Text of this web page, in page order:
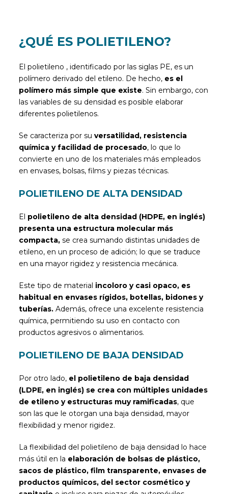
¿QUÉ ES POLIETILENO?
El polietileno , identificado por las siglas PE, es un
polímero derivado del etileno. De hecho, es el
polímero más simple que existe. Sin embargo, con
las variables de su densidad es posible elaborar
diferentes polietilenos.
Se caracteriza por suversatilidad, resistencia
química y facilidad de procesado, lo que lo
convierte en uno de los materiales más empleados
en envases, bolsas, films y piezas técnicas.
POLIETILENO DE ALTA DENSIDAD
El polietileno de alta densidad (HDPE, en inglés)
presenta una estructura molecular más
compacta, se crea sumando distintas unidades de
etileno, en un proceso de adición; lo que se traduce
en una mayor rigidez y resistencia mecánica.
Este tipo de material incoloro y casi opaco, es
habitual en envases rígidos, botellas, bidones y
tuberías. Además, ofrece una excelente resistencia
química, permitiendo su uso en contacto con
productos agresivos o alimentarios.
POLIETILENO DE BAJA DENSIDAD
Por otro lado, el polietileno de baja densidad
(LDPE, en inglés) se crea con múltiples unidades
de etileno y estructuras muy ramificadas, que
son las que le otorgan una baja densidad, mayor
flexibilidad y menor rigidez.
La flexibilidad del polietileno de baja densidad lo hace
más útil en la elaboración de bolsas de plástico,
sacos de plástico, film transparente, envases de
productos químicos, del sector cosmético y